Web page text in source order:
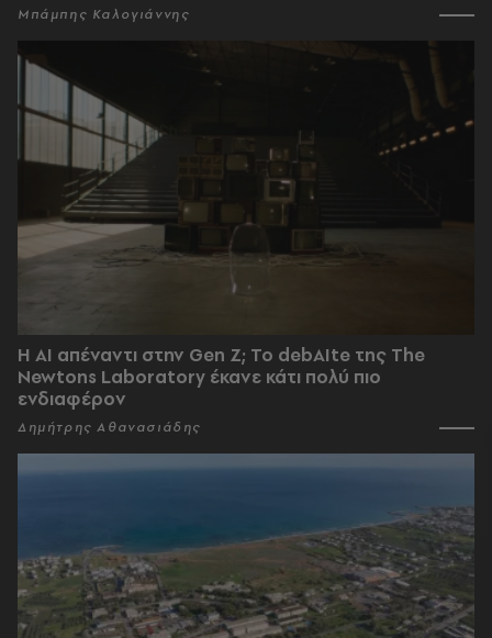
Μπάμπης Καλογιάννης
Η AI απέναντι στην Gen Z; Το debAIte της The
Newtons Laboratory έκανε κάτι πολύ πιο
ενδιαφέρον
Δημήτρης Αθανασιάδης